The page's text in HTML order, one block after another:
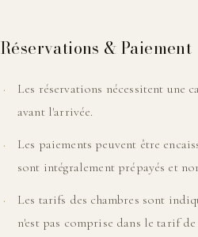
Réservations & Paiement
Les réservations nécessitent une
avant l'arrivée.
Les paiements peuvent être
sont intégralement prépayés et
Les tarifs des chambres sont
n'est pas comprise dans le tarif